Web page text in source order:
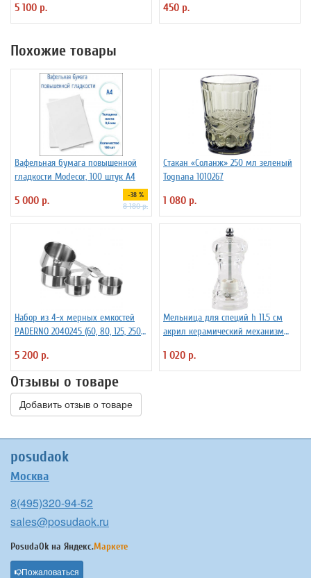
5 100 р. 450 р.
Похожие товары
Вафельная бумага повышенной
гладкости Modecor, 100 штук А4
5 000 р. -38 %
8 180 р.
Стакан «Соланж» 250 мл зеленый
Tognana 1010267
1 080 р.
Набор из 4-х мерных емкостей
PADERNO 2040245 (60, 80, 125, 250
5 200 р.
Мельница для специй h 11.5 см
акрил керамический механизм
1 020 р.
Отзывы о товаре
Добавить отзыв о товаре
posudaok
Москва
8(495)320-94-52
sales@posudaok.ru
PosudaOk на Яндекс.Маркете
Пожаловаться